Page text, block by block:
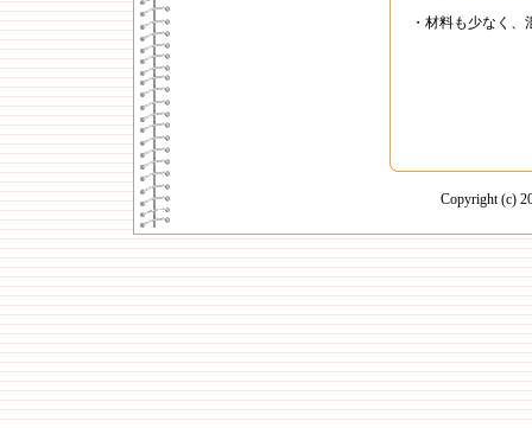
・材料も少なく
Copyright (c)